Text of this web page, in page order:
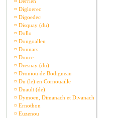
¤ Digloerec
¤ Digoedec
¤ Disquay (du)
¤ Dollo
¤ Dongoallen
¤ Donnars
¤ Douce
¤ Dresnay (du)
¤ Droniou de Bodigneau
¤ Du (le) en Cornouaille
¤ Duault (de)
¤ Dymoen, Dimanach et Divanach
¤ Ernothon
¤ Euzenou